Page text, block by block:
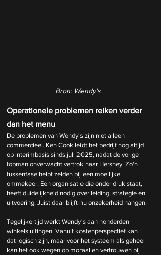
Bron: Wendy's
Operationele problemen reiken verder
dan het menu
De problemen van Wendy's zijn niet alleen
commercieel. Ken Cook leidt het bedrijf nog altijd
op interimbasis sinds juli 2025, nadat de vorige
topman onverwacht vertrok naar Hershey. Zo'n
tussenfase helpt zelden bij een moeilijke
ommekeer. Een organisatie die onder druk staat,
heeft duidelijkheid nodig over leiding, strategie en
uitvoering. Juist daar blijft nu onzekerheid hangen.
Tegelijkertijd werkt Wendy's aan honderden
winkelsluitingen. Vanuit kostenperspectief kan
dat logisch zijn, maar voor het systeem als geheel
kan het ook wegen op moraal en vertrouwen bij